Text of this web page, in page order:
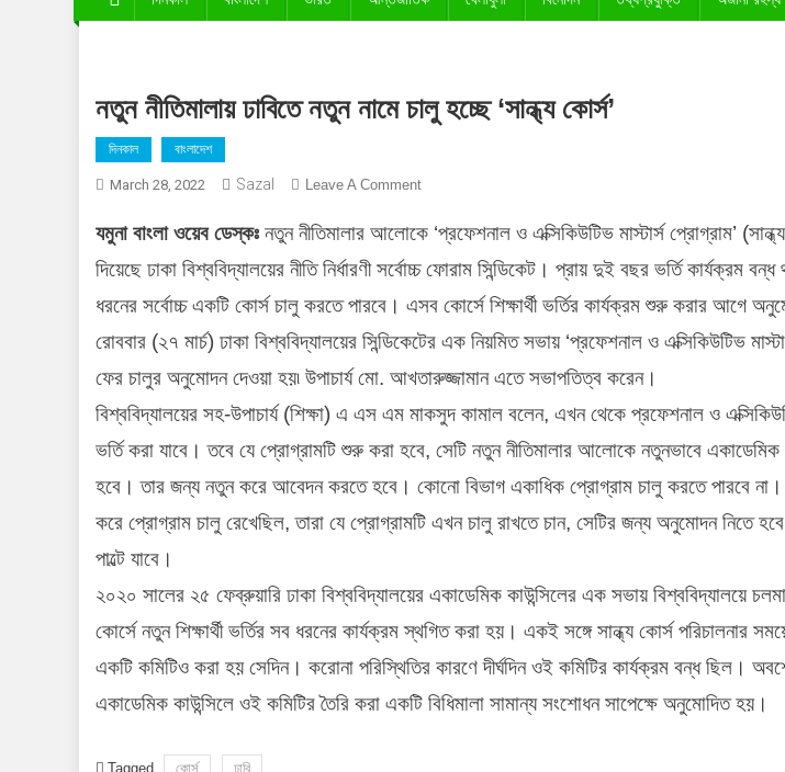
নতুন নীতিমালায় ঢাবিতে নতুন নামে চালু হচ্ছে ‘সান্ধ্য কোর্স’
দিনকাল বাংলাদেশ
March 28, 2022 Sazal Leave A CommentOn
নীতিমালায়
ঢাবিতে
নামে
চালু
‘সান্ধ্য
কোর্স’
যমুনা বাংলা ওয়েব ডেস্কঃ নতুন নীতিমালার আলোকে ‘প্রফেশনাল ও এক্সিকিউটিভ মাস্টার্স প্রোগ্রাম’
দিয়েছে ঢাকা বিশ্ববিদ্যালয়ের নীতি নির্ধারণী সর্বোচ্চ ফোরাম সিন্ডিকেট। প্রায় দুই বছর ভর্তি কার্যক্রম
ধরনের সর্বোচ্চ একটি কোর্স চালু করতে পারবে। এসব কোর্সে শিক্ষার্থী ভর্তির কার্যক্রম শুরু করার আগে
রোববার (২৭ মার্চ) ঢাকা বিশ্ববিদ্যালয়ের সিন্ডিকেটের এক নিয়মিত সভায় ‘প্রফেশনাল ও এক্সিকিউটিভ
ফের চালুর অনুমোদন দেওয়া হয়৷ উপাচার্য মো. আখতারুজ্জামান এতে সভাপতিত্ব করেন।
বিশ্ববিদ্যালয়ের সহ-উপাচার্য (শিক্ষা) এ এস এম মাকসুদ কামাল বলেন, এখন থেকে প্রফেশনাল ও
ভর্তি করা যাবে। তবে যে প্রোগ্রামটি শুরু করা হবে, সেটি নতুন নীতিমালার আলোকে নতুনভাবে
হবে। তার জন্য নতুন করে আবেদন করতে হবে। কোনো বিভাগ একাধিক প্রোগ্রাম চালু করতে পারবে না।
করে প্রোগ্রাম চালু রেখেছিল, তারা যে প্রোগ্রামটি এখন চালু রাখতে চান, সেটির জন্য অনুমোদন নিতে
পাল্টে যাবে।
২০২০ সালের ২৫ ফেব্রুয়ারি ঢাকা বিশ্ববিদ্যালয়ের একাডেমিক কাউন্সিলের এক সভায় বিশ্ববিদ্যালয়ে
কোর্সে নতুন শিক্ষার্থী ভর্তির সব ধরনের কার্যক্রম স্থগিত করা হয়। একই সঙ্গে সান্ধ্য কোর্স পরিচালনার
একটি কমিটিও করা হয় সেদিন। করোনা পরিস্থিতির কারণে দীর্ঘদিন ওই কমিটির কার্যক্রম বন্ধ ছিল।
একাডেমিক কাউন্সিলে ওই কমিটির তৈরি করা একটি বিধিমালা সামান্য সংশোধন সাপেক্ষে অনুমোদিত হয়।
Tagged কোর্স ঢাবি